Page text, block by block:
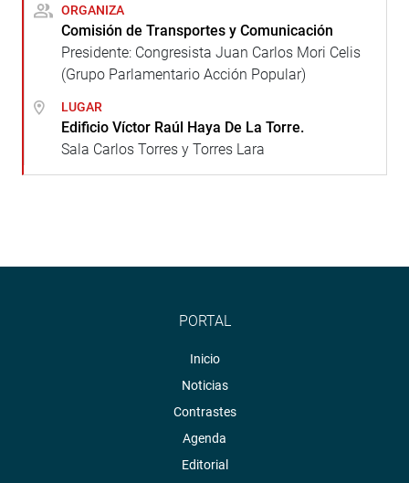
ORGANIZA
Comisión de Transportes y Comunicación
Presidente: Congresista Juan Carlos Mori Celis
(Grupo Parlamentario Acción Popular)
LUGAR
Edificio Víctor Raúl Haya De La Torre.
Sala Carlos Torres y Torres Lara
PORTAL
Inicio
Noticias
Contrastes
Agenda
Editorial